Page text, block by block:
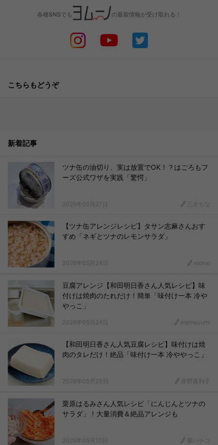
各種SNSでも の最新情報が受け取れる！
こちらもどうぞ
新着記事
ツナ缶の油切り、実は放置でOK！？はごろもフ
ーズ公式ワザを実践「驚愕」
2026年05月27日 三木ちな
【ツナ缶アレンジレシピ】タサン志麻さんおす
すめ「ネギとツナのレモンサラダ」
2026年05月24日 momo
豆腐アレンジ【和田明日香さん人気レシピ】味
付けは焼肉のたれだけ！簡単「味付け一本 冷や
やっこ」
2026年05月24日 mamayumi
【和田明日香さん人気豆腐レシピ】味付けは焼
肉のタレだけ！絶品「味付け一本 冷ややっこ」
2026年05月23日 井野真利子
栗原はるみさん人気レシピ「にんじんとツナの
サラダ」！大量消費＆絶品アレンジも
2026年05月10日 蘭ハチコ